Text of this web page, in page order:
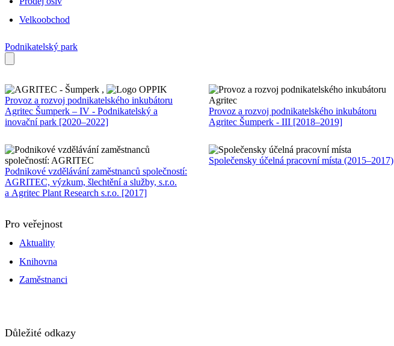
Velkoobchod
Podnikatelský park
,
Provoz a rozvoj podnikatelského inkubátoru
Agritec Šumperk – IV - Podnikatelský a
inovační park [2020–2022]
Provoz a rozvoj podnikatelského inkubátoru
Agritec Šumperk - III [2018–2019]
Podnikové vzdělávání zaměstnanců společností:
AGRITEC, výzkum, šlechtění a služby, s.r.o.
a Agritec Plant Research s.r.o. [2017]
Společensky účelná pracovní místa (2015–2017)
Pro veřejnost
Aktuality
Knihovna
Zaměstnanci
Důležité odkazy